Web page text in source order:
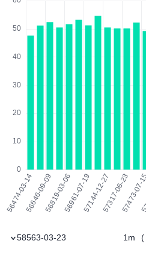
)
1m
58563-03-23